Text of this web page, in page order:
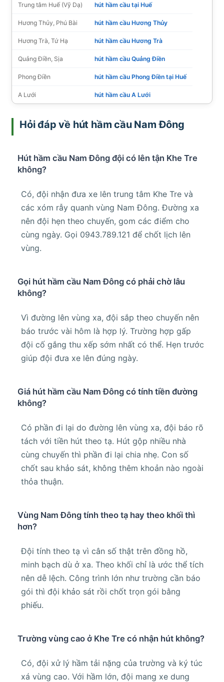
Trung tâm Huế (Vỹ Dạ) hút hầm cầu tại Huế
Hương Thủy, Phú Bài hút hầm cầu Hương Thủy
Hương Trà, Tứ Hạ hút hầm cầu Hương Trà
Quảng Điền, Sịa hút hầm cầu Quảng Điền
Phong Điền hút hầm cầu Phong Điền tại Huế
A Lưới hút hầm cầu A Lưới
Hỏi đáp về hút hầm cầu Nam Đông
Hút hầm cầu Nam Đông đội có lên tận Khe Tre
không?
Có, đội nhận đưa xe lên trung tâm Khe Tre và
các xóm rẫy quanh vùng Nam Đông. Đường xa
nên đội hẹn theo chuyến, gom các điểm cho
cùng ngày. Gọi 0943.789.121 để chốt lịch lên
vùng.
Gọi hút hầm cầu Nam Đông có phải chờ lâu
không?
Vì đường lên vùng xa, đội sắp theo chuyến nên
báo trước vài hôm là hợp lý. Trường hợp gấp
đội cố gắng thu xếp sớm nhất có thể. Hẹn trước
giúp đội đưa xe lên đúng ngày.
Giá hút hầm cầu Nam Đông có tính tiền đường
không?
Có phần đi lại do đường lên vùng xa, đội báo rõ
tách với tiền hút theo tạ. Hút gộp nhiều nhà
cùng chuyến thì phần đi lại chia nhẹ. Con số
chốt sau khảo sát, không thêm khoản nào ngoài
thỏa thuận.
Vùng Nam Đông tính theo tạ hay theo khối thì
hơn?
Đội tính theo tạ vì cân số thật trên đồng hồ,
minh bạch dù ở xa. Theo khối chỉ là ước thể tích
nên dễ lệch. Công trình lớn như trường cần báo
gói thì đội khảo sát rồi chốt trọn gói bằng
phiếu.
Trường vùng cao ở Khe Tre có nhận hút không?
Có, đội xử lý hầm tải nặng của trường và ký túc
xá vùng cao. Với hầm lớn, đội mang xe dung